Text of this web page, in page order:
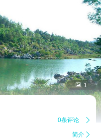
 1
0条评论 
简介 